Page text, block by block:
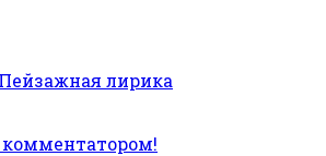
Пейзажная лирика